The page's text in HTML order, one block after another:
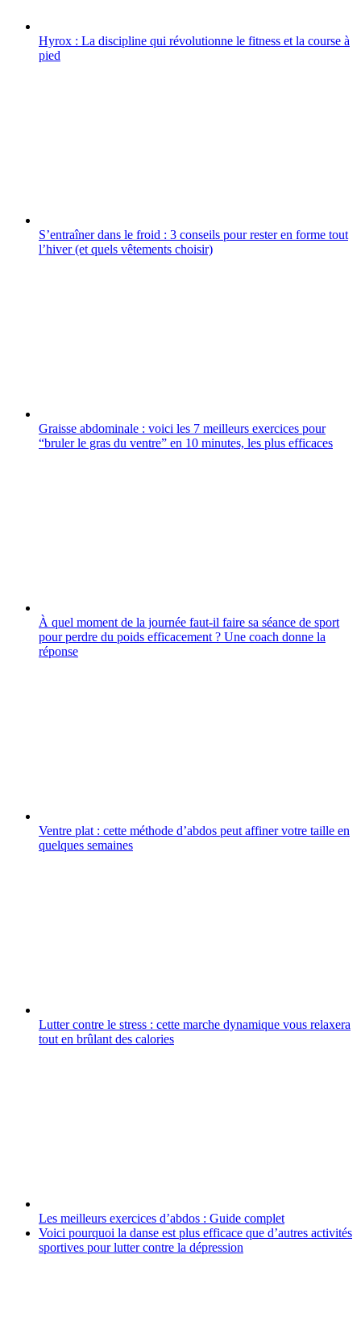
Hyrox : La discipline qui révolutionne le fitness et la course à
pied
S’entraîner dans le froid : 3 conseils pour rester en forme tout
l’hiver (et quels vêtements choisir)
Graisse abdominale : voici les 7 meilleurs exercices pour
“bruler le gras du ventre” en 10 minutes, les plus efficaces
À quel moment de la journée faut-il faire sa séance de sport
pour perdre du poids efficacement ? Une coach donne la
réponse
Ventre plat : cette méthode d’abdos peut affiner votre taille en
quelques semaines
Lutter contre le stress : cette marche dynamique vous relaxera
tout en brûlant des calories
Les meilleurs exercices d’abdos : Guide complet
Voici pourquoi la danse est plus efficace que d’autres activités
sportives pour lutter contre la dépression